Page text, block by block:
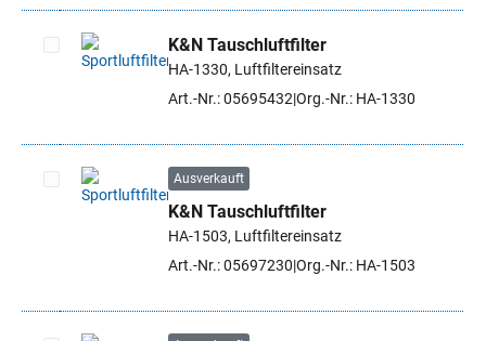
Artikel auswählen
K&N Tauschluftfilter
HA-1330, Luftfiltereinsatz
Art.-Nr.: 05695432 Org.-Nr.: HA-1330
Artikel auswählen
Ausverkauft
K&N Tauschluftfilter
HA-1503, Luftfiltereinsatz
Art.-Nr.: 05697230 Org.-Nr.: HA-1503